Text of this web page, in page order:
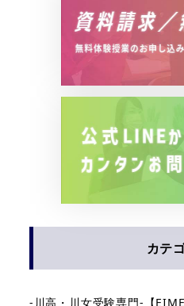
カテ
-川高・川女受験専門-【